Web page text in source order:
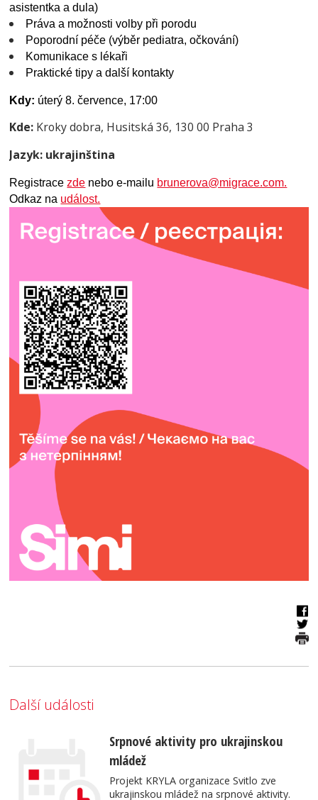
asistentka a dula)
Práva a možnosti volby při porodu
Poporodní péče (výběr pediatra, očkování)
Komunikace s lékaři
Praktické tipy a další kontakty
Kdy: úterý 8. července, 17:00
Kde: Kroky dobra, Husitská 36, 130 00 Praha 3
Jazyk: ukrajinština
Registracezde nebo e-mailu brunerova@migrace.com.
Odkaz na událost.
Další události
Srpnové aktivity pro ukrajinskou
mládež
Projekt KRYLA organizace Svitlo zve
ukrajinskou mládež na srpnové aktivity.